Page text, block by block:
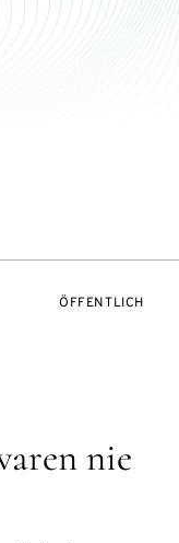
nie
ÖFFENTLICH